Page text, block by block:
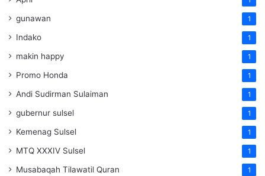
gunawan 1
Indako 1
makin happy 1
Promo Honda 1
Andi Sudirman Sulaiman 1
gubernur sulsel 1
Kemenag Sulsel 1
MTQ XXXIV Sulsel 1
Musabaqah Tilawatil Quran 1